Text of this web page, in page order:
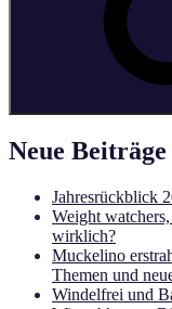
Neue Beiträge
Jahresrückblick
Weight
wirklich?
Muckelino
Themen und
Windelfrei und